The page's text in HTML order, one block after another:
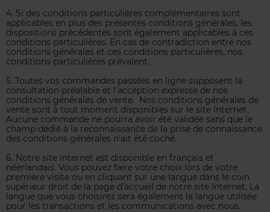
4. Si des conditions particulières complémentaires sont
applicables en plus des présentes conditions générales, les
dispositions précédentes sont également applicables à ces
conditions particulières. En cas de contradiction entre nos
conditions générales et ces conditions particulières, nos
conditions particulières prévalent.
5. Toutes vos commandes passées en ligne supposent la
consultation préalable et l'acception expresse de nos
conditions générales de vente. Nos conditions générales de
vente sont à tout moment disponibles sur le site Internet.
Aucune commande ne pourra avoir été validée sans que le
champ dédié à la reconnaissance de la prise de connaissance
des conditions générales n'ait été coché.
6. Notre site Internet est disponible en français et
néerlandais. Vous pouvez faire votre choix lors de votre
première visite ou en cliquant sur une langue dans le coin
supérieur droit de la page d’accueil de notre site Internet. La
langue que vous choisirez sera également la langue utilisée
pour les transactions et les communications avec nous.